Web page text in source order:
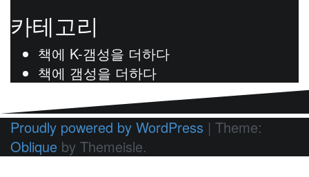
카테고리
책에 K-갬성을 더하다
책에 갬성을 더하다
Proudly powered by WordPress | Theme:
Oblique by Themeisle.